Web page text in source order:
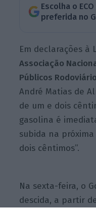
Escolha o
preferida no
Em declarações à
Associação
Públicos
André Matias de
de um e dois
gasolina é
subida na
dois cêntimos”.
Na sexta-feira, o
descida, a partir